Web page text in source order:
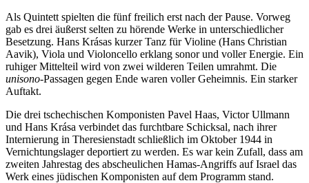
Als Quintett spielten die fünf freilich erst nach der Pause. Vorweg
gab es drei äußerst selten zu hörende Werke in unterschiedlicher
Besetzung. Hans Krásas kurzer Tanz für Violine (Hans Christian
Aavik), Viola und Violoncello erklang sonor und voller Energie. Ein
ruhiger Mittelteil wird von zwei wilderen Teilen umrahmt. Die
unisono-Passagen gegen Ende waren voller Geheimnis. Ein starker
Auftakt.
Die drei tschechischen Komponisten Pavel Haas, Victor Ullmann
und Hans Krása verbindet das furchtbare Schicksal, nach ihrer
Internierung in Theresienstadt schließlich im Oktober 1944 in
Vernichtungslager deportiert zu werden. Es war kein Zufall, dass am
zweiten Jahrestag des abscheulichen Hamas-Angriffs auf Israel das
Werk eines jüdischen Komponisten auf dem Programm stand.